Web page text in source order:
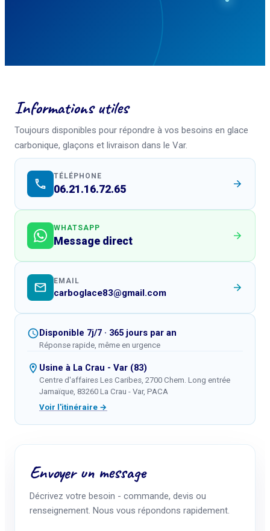
Informations utiles
Toujours disponibles pour répondre à vos besoins en glace
carbonique, glaçons et livraison dans le Var.
TÉLÉPHONE
06.21.16.72.65
WHATSAPP
Message direct
EMAIL
carboglace83@gmail.com
Disponible 7j/7 · 365 jours par an
Réponse rapide, même en urgence
Usine à La Crau - Var (83)
Centre d'affaires Les Caribes, 2700 Chem. Long entrée
Jamaïque, 83260 La Crau - Var, PACA
Voir l'itinéraire →
Envoyer un message
Décrivez votre besoin - commande, devis ou
renseignement. Nous vous répondons rapidement.